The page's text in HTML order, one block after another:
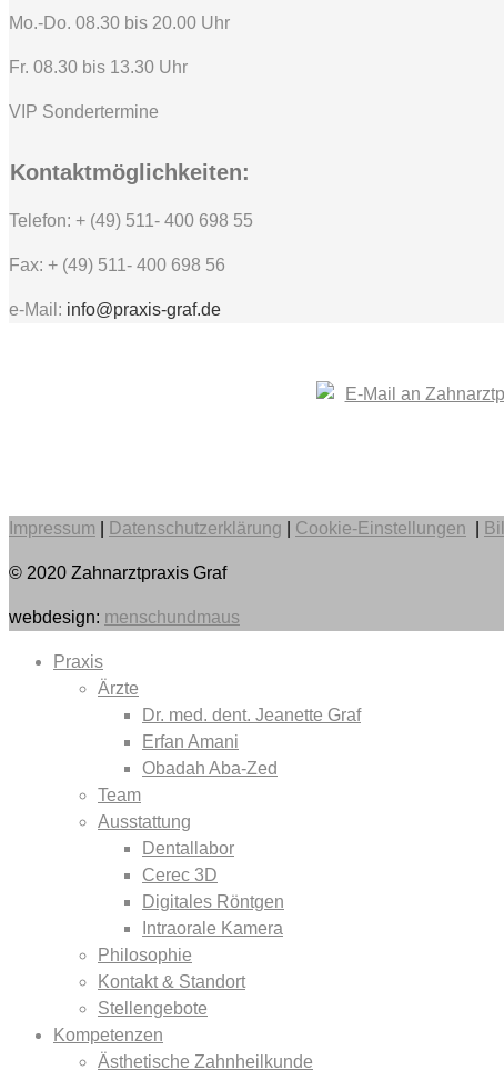
Mo.-Do. 08.30 bis 20.00 Uhr
Fr. 08.30 bis 13.30 Uhr
VIP Sondertermine
Kontaktmöglichkeiten:
Telefon: + (49) 511- 400 698 55
Fax: + (49) 511- 400 698 56
e-Mail: info@praxis-graf.de
Impressum Datenschutzerklärung Cookie-Einstellungen
© 2020 Zahnarztpraxis Graf
webdesign: menschundmaus
Praxis
Ärzte
Dr. med. dent. Jeanette Graf
Erfan Amani
Obadah Aba-Zed
Team
Ausstattung
Dentallabor
Cerec 3D
Digitales Röntgen
Intraorale Kamera
Philosophie
Kontakt & Standort
Stellengebote
Kompetenzen
Ästhetische Zahnheilkunde